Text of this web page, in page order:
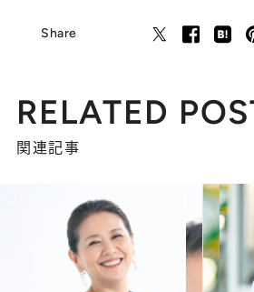
Share
RELATED
関連記事